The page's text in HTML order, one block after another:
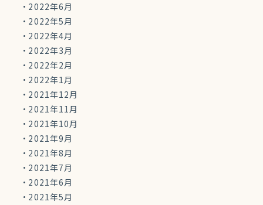
2022年6月
2022年5月
2022年4月
2022年3月
2022年2月
2022年1月
2021年12月
2021年11月
2021年10月
2021年9月
2021年8月
2021年7月
2021年6月
2021年5月